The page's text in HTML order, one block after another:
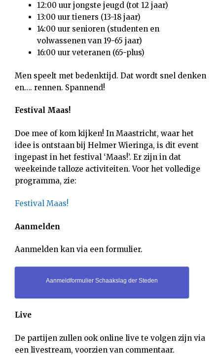
12:00 uur jongste jeugd (tot 12 jaar)
13:00 uur tieners (13-18 jaar)
14:00 uur senioren (studenten en
volwassenen van 19-65 jaar)
16:00 uur veteranen (65-plus)
Men speelt met bedenktijd. Dat wordt snel denken
en…. rennen. Spannend!
Festival Maas!
Doe mee of kom kijken! In Maastricht, waar het
idee is ontstaan bij Helmer Wieringa, is dit event
ingepast in het festival ‘Maas!’. Er zijn in dat
weekeinde talloze activiteiten. Voor het volledige
programma, zie:
Festival Maas!
Aanmelden
Aanmelden kan via een formulier.
Aanmeldformulier Schaakslag der Steden
Live
De partijen zullen ook online live te volgen zijn via
een livestream, voorzien van commentaar.